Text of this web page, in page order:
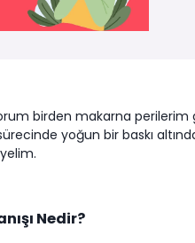
birden makarna perilerim
yoğun bir baskı
Nedir?